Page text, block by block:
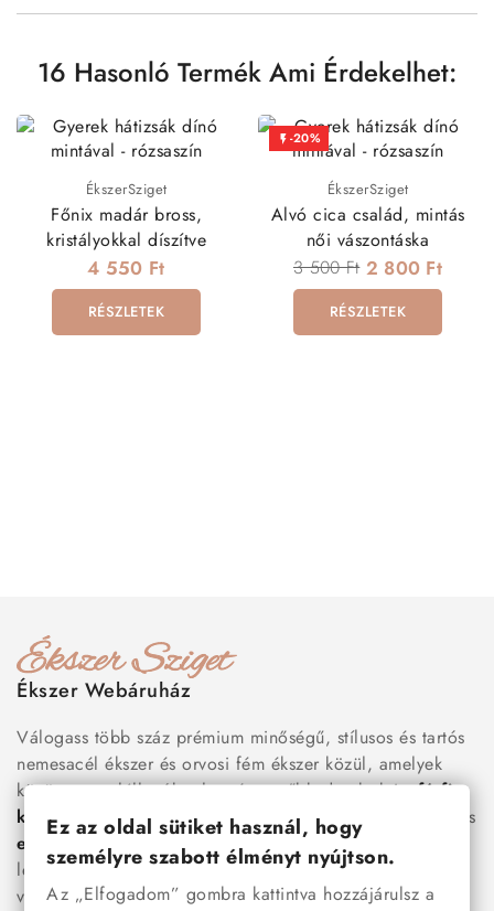
16 Hasonló Termék Ami Érdekelhet:
ÉkszerSziget
Főnix madár bross,
kristályokkal díszítve
4 550 Ft
RÉSZLETEK
 -20%
ÉkszerSziget
Alvó cica család, mintás
női vászontáska
3 500 Ft 2 800 Ft
RÉSZLETEK
Ékszer Webáruház
Válogass több száz prémium minőségű, stílusos és tartós
nemesacél ékszer és orvosi fém ékszer közül, amelyek
között megtalálhatók a legnépszerűbb darabok is:férfi
karkötők
, női nyakláncok , karikagyűrűk
és
esküvői kiegészítőkegyaránt. Webáruházunkban a
legújabb trendeket követő, mégis időtálló ékszerek közül
választhatsz – legyen szó ajándékról, mindennapi
Ez az oldal sütiket használ, hogy
személyre szabott élményt nyújtson.
Az „Elfogadom” gombra kattintva hozzájárulsz a